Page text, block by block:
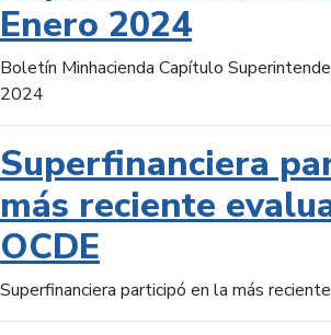
Enero 2024
Boletín Minhacienda Capítulo
2024
Superfinanciera
más reciente
OCDE
Superfinanciera participó en la más